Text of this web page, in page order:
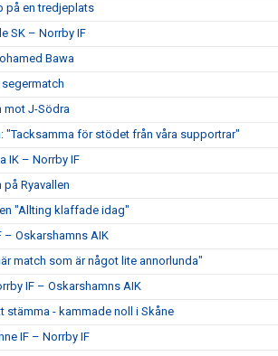
på en tredjeplats
SK – Norrby IF
Bawa
mot J-Södra
"Tacksamma för stödet från våra supportrar"
IK – Norrby IF
Ryavallen
"Allting klaffade idag"
– Oskarshamns AIK
match som är något lite annorlunda"
IF – Oskarshamns AIK
stämma - kammade noll i Skåne
IF – Norrby IF